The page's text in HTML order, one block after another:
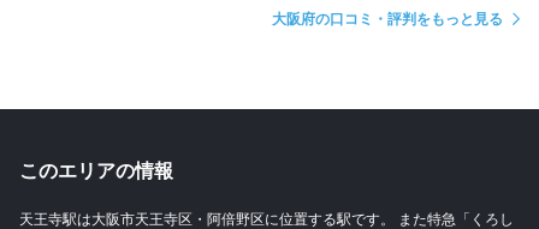
大阪府の口コミ・評判をもっと見る
このエリアの情報
天王寺駅は大阪市天王寺区・阿倍野区に位置する駅です。 また特急「くろし